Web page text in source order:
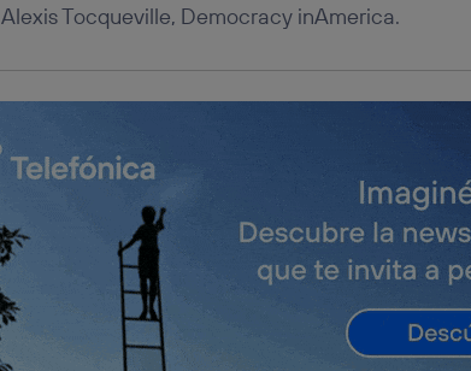
Alexis Tocqueville, Democracy inAmerica.
Este identificador se asigna a la conexión
Si utilizas unaconexión de banda
Si utilizas
, el marketing
únicamente en la navegación del
Puedes gestionar los consentimientos Utiq
inferior de esta página web o visitando el
Para más información, consulta la política